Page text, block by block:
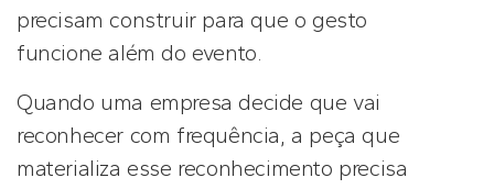
precisam construir para que o gesto
funcione além do evento.
Quando uma empresa decide que vai
reconhecer com frequência, a peça que
materializa esse reconhecimento precisa